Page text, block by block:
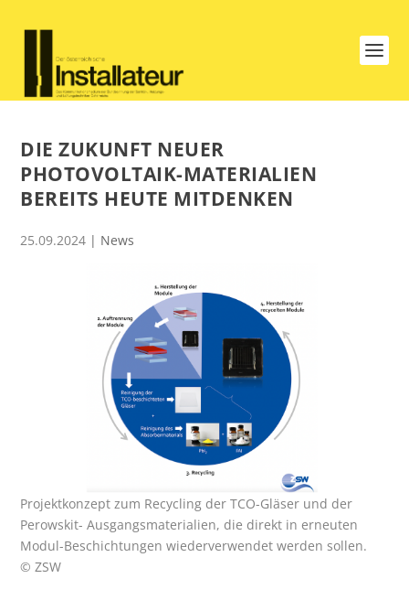
DIE ZUKUNFT NEUER
PHOTOVOLTAIK-MATERIALIEN
BEREITS HEUTE MITDENKEN
25.09.2024 | News
Projektkonzept zum Recycling der TCO-Gläser und der
Perowskit- Ausgangsmaterialien, die direkt in erneuten
Modul-Beschichtungen wiederverwendet werden sollen.
© ZSW